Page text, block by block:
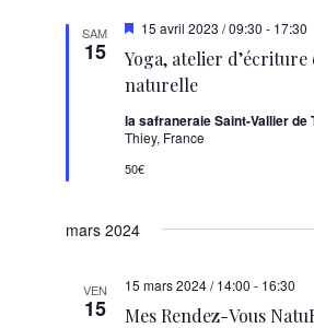
SAM
15
Yoga, atelier d’écriture
naturelle
Mis
avant
15 avril 2023 / 09:30 - 17:30
la safraneraie Saint-Vallier de
Thiey, France
50€
mars 2024
VEN
15
Mes Rendez-Vous
15 mars 2024 / 14:00 - 16:30